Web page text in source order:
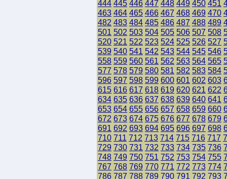
444 445 446 447 448 449 450 451
463 464 465 466 467 468 469 470
482 483 484 485 486 487 488 489
501 502 503 504 505 506 507 508
520 521 522 523 524 525 526 527
539 540 541 542 543 544 545 546
558 559 560 561 562 563 564 565
577 578 579 580 581 582 583 584
596 597 598 599 600 601 602 603
615 616 617 618 619 620 621 622
634 635 636 637 638 639 640 641
653 654 655 656 657 658 659 660
672 673 674 675 676 677 678 679
691 692 693 694 695 696 697 698
710 711 712 713 714 715 716 717
729 730 731 732 733 734 735 736
748 749 750 751 752 753 754 755
767 768 769 770 771 772 773 774
786 787 788 789 790 791 792 793